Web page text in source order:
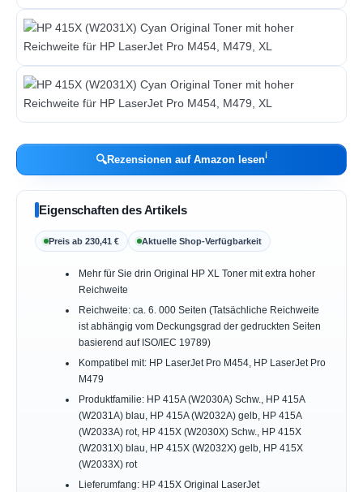
🔍Rezensionen auf Amazon lesenℹ︎
Eigenschaften des Artikels
Preis ab 230,41 € Aktuelle Shop-Verfügbarkeit
Mehr für Sie drin Original HP XL Toner mit extra hoher
Reichweite
Reichweite: ca. 6. 000 Seiten (Tatsächliche Reichweite
ist abhängig vom Deckungsgrad der gedruckten Seiten
basierend auf ISO/IEC 19789)
Kompatibel mit: HP LaserJet Pro M454, HP LaserJet Pro
M479
Produktfamilie: HP 415A (W2030A) Schw., HP 415A
(W2031A) blau, HP 415A (W2032A) gelb, HP 415A
(W2033A) rot, HP 415X (W2030X) Schw., HP 415X
(W2031X) blau, HP 415X (W2032X) gelb, HP 415X
(W2033X) rot
Lieferumfang: HP 415X Original LaserJet